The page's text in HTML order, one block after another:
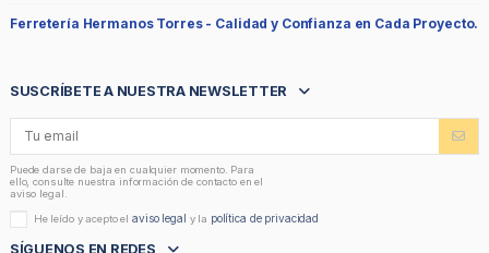
Ferretería Hermanos Torres - Calidad y Confianza en Cada Proyecto.
SUSCRÍBETE A NUESTRA NEWSLETTER
Puede darse de baja en cualquier momento. Para
ello, consulte nuestra información de contacto en el
aviso legal.
He leído y acepto elaviso legal y la política de privacidad
SÍGUENOS EN REDES